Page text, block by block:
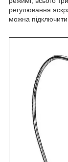
регулювання
можна